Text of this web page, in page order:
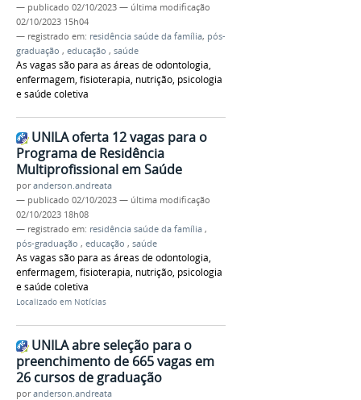
— publicado 02/10/2023 — última modificação
02/10/2023 15h04
— registrado em: residência saúde da família, pós-
graduação , educação , saúde
As vagas são para as áreas de odontologia,
enfermagem, fisioterapia, nutrição, psicologia
e saúde coletiva
UNILA oferta 12 vagas para o
Programa de Residência
Multiprofissional em Saúde
poranderson.andreata
— publicado 02/10/2023 — última modificação
02/10/2023 18h08
— registrado em: residência saúde da família ,
pós-graduação , educação , saúde
As vagas são para as áreas de odontologia,
enfermagem, fisioterapia, nutrição, psicologia
e saúde coletiva
Localizado em Notícias
UNILA abre seleção para o
preenchimento de 665 vagas em
26 cursos de graduação
poranderson.andreata